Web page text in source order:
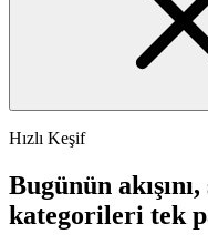
Hızlı Keşif
Bugünün
kategorileri tek